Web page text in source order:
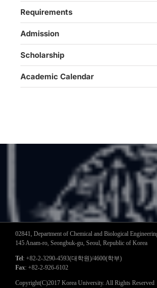
Requirements
Admission
Scholarship
Academic Calendar
02841, Department of Chemical and Biological
145 Anam-ro, Seongbuk-gu, Seoul, Republic of Korea
Tel: +82-2-3290-4593(대학원)/4600(학부)
Fax: +82-2-926-6102
Copyright(C)2017 Korea University. All Rights Reserved